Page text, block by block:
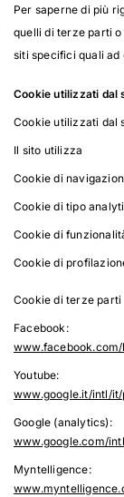
Per saperne di più
quelli di terze parti
siti specifici quali ad
Cookie utilizzati dal
Cookie utilizzati dal
Il sito utilizza
Cookie di
Cookie di tipo
Cookie di
Cookie di
Cookie di terze parti
Facebook:
Youtube:
www.google.it/intl/
Google (analytics):
www.google.com/
Myntelligence: